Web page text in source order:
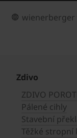
Zdivo
ZDIVO
Pálené cihly
Stavební
Těžké stropní